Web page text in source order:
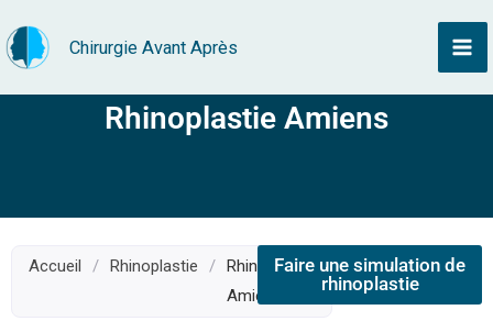
au
contenu
Chirurgie Avant Après
Rhinoplastie Amiens
Accueil / Rhinoplastie / Rhinoplastie
Amiens
Faire une simulation de
rhinoplastie